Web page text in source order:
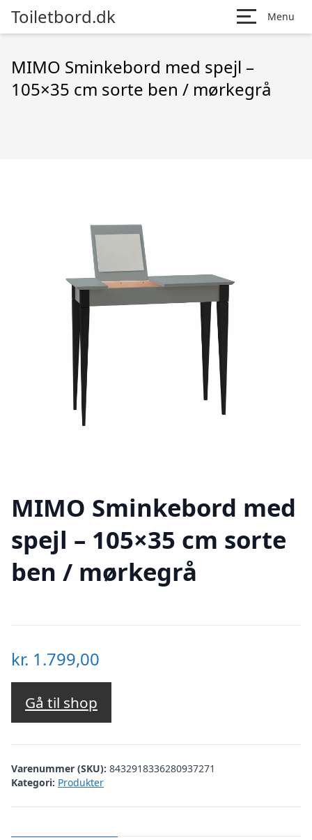
Toiletbord.dk Menu
MIMO Sminkebord med spejl –
105×35 cm sorte ben / mørkegrå
MIMO Sminkebord med
spejl – 105×35 cm sorte
ben / mørkegrå
kr. 1.799,00
Gå til shop
Varenummer (SKU): 8432918336280937271
Kategori: Produkter